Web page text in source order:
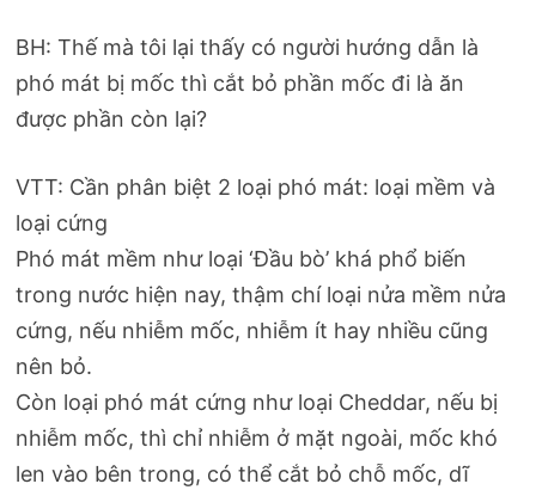
BH: Thế mà tôi lại thấy có người hướng dẫn là
phó mát bị mốc thì cắt bỏ phần mốc đi là ăn
được phần còn lại?
VTT: Cần phân biệt 2 loại phó mát: loại mềm và
loại cứng
Phó mát mềm như loại ‘Đầu bò’ khá phổ biến
trong nước hiện nay, thậm chí loại nửa mềm nửa
cứng, nếu nhiễm mốc, nhiễm ít hay nhiều cũng
nên bỏ.
Còn loại phó mát cứng như loại Cheddar, nếu bị
nhiễm mốc, thì chỉ nhiễm ở mặt ngoài, mốc khó
len vào bên trong, có thể cắt bỏ chỗ mốc, dĩ